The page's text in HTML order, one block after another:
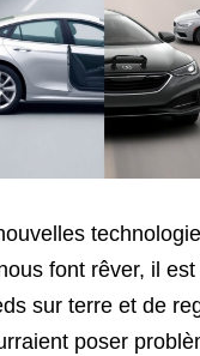
font rêver, il
sur terre et de
poser